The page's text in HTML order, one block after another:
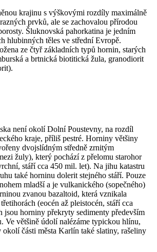
krajinu s výškovými rozdíly maximálně
prvků, ale se zachovalou přírodou
Šluknovská pahorkatina je jedním
hlubinných těles ve střední Evropě.
ze čtyř základních typů hornin, starých
a brtnická biotitická žula, granodiorit
není okolí Dolní Poustevny, na rozdíl
kraje, příliš pestré. Horniny většiny
dvojslídným středně zrnitým
žuly), který pochází z přelomu starohor
stáří cca 450 mil. let). Na jihu katastru
také horninu dolerit stejného stáří. Pouze
mladší a je vulkanického (sopečného)
zvanou bazaltoid, která vznikala
(eocén až pleistocén, stáří cca
jsou horniny překryty sedimenty především
Ve většině údolí nalézáme typickou hlínu,
okolí části města Karlín také slatiny, rašeliny